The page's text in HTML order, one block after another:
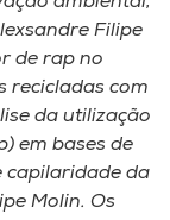
Filipe
de rap no
recicladas com
da utilização
em bases de
capilaridade da
Molin. Os